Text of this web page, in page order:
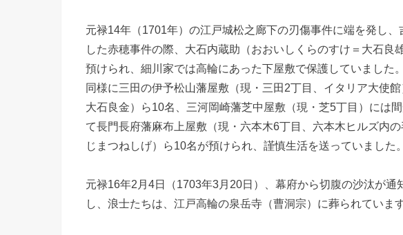
元禄14年（1701年）の江戸城松之廊下の刃傷事件に端を発し
した赤穂事件の際、大石内蔵助（おおいしくらのすけ＝大石良
預けられ、細川家では高輪にあった下屋敷で保護していました。
同様に三田の伊予松山藩屋敷（現・三田2丁目、イタリア大使
大石良金）ら10名、三河岡崎藩芝中屋敷（現・芝5丁目）には
て長門長府藩麻布上屋敷（現・六本木6丁目、六本木ヒルズ内
じまつねしげ）ら10名が預けられ、謹慎生活を送っていました。
元禄16年2月4日（1703年3月20日）、幕府から切腹の沙汰が通
し、浪士たちは、江戸高輪の泉岳寺（曹洞宗）に葬られています